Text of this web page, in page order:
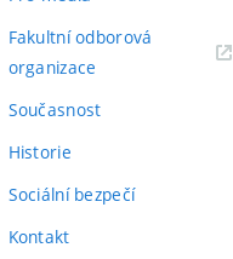
Fakultní odborová
organizace
Současnost
Historie
Sociální bezpečí
Kontakt